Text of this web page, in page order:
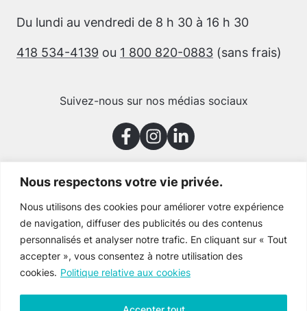
Nous respectons votre vie privée.
Nous utilisons des cookies pour améliorer votre expérience
de navigation, diffuser des publicités ou des contenus
personnalisés et analyser notre trafic. En cliquant sur « Tout
accepter », vous consentez à notre utilisation des
cookies. Politique relative aux cookies
Du lundi au vendredi de 8 h 30 à 16 h 30
418 534-4139 ou 1 800 820-0883 (sans frais)
Suivez-nous sur nos médias sociaux
Merci à nos partenaires